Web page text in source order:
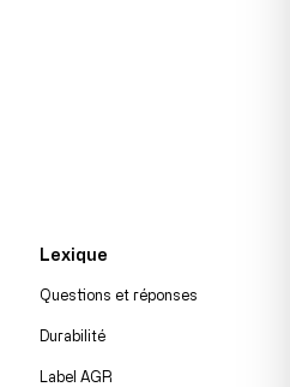
Lexique
Questions et réponses
Durabilité
Label AGR